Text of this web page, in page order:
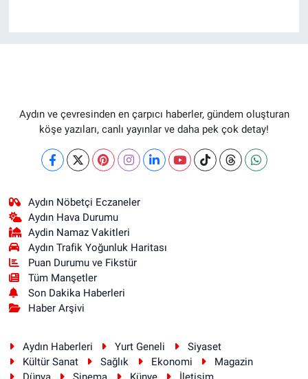
Aydın ve çevresinden en çarpıcı haberler, gündem oluşturan
köşe yazıları, canlı yayınlar ve daha pek çok detay!
Aydın Nöbetçi Eczaneler
Aydın Hava Durumu
Aydin Namaz Vakitleri
Aydın Trafik Yoğunluk Haritası
Puan Durumu ve Fikstür
Tüm Manşetler
Son Dakika Haberleri
Haber Arşivi
Aydın Haberleri Yurt Geneli
Siyaset
Kültür Sanat
Sağlık Ekonomi
Magazin